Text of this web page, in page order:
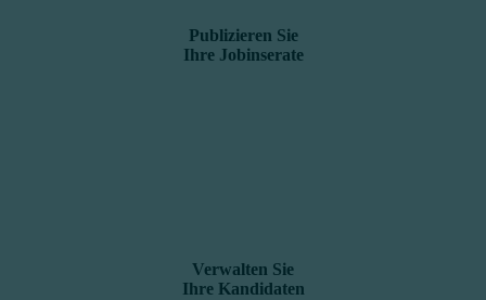
Publizieren Sie
Ihre Jobinserate
Verwalten Sie
Ihre Kandidaten